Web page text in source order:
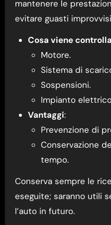
mantenere le
evitare guasti
Cosa viene
Motore.
Sistema di
Sospensioni.
Impianto
Vantaggi:
Prevenzione di
Conservazione
tempo.
Conserva sempre le
eseguite; saranno utili
l’auto in futuro.